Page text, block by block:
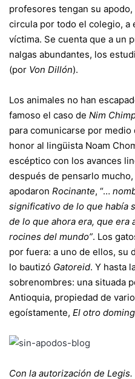
profesores tengan su
circula por todo el colegio, a
víctima. Se cuenta que a un
nalgas abundantes, los
(por Von Dillón).
Los animales no han
famoso el caso de Nim
para comunicarse por
honor al lingüista Noam
escéptico con los avances
después de pensarlo
apodaron Rocinante, “…
significativo de lo que había
de lo que ahora era, que
rocines del mundo”. Los
por fuera: a uno de ellos, su
lo bautizó Gatoreid. Y hasta
sobrenombres: una situada
Antioquia, propiedad de
egoístamente, El otro
Con la autorización de Legis.